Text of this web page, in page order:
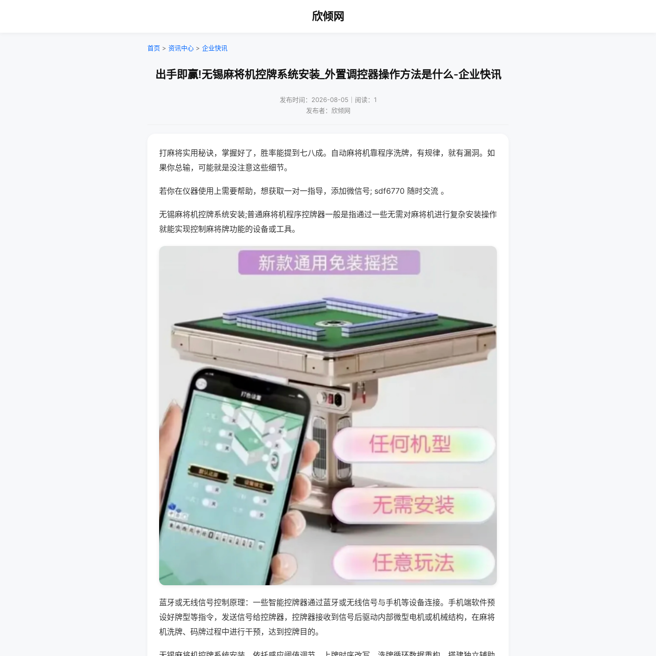
欣倾网
首页 > 资讯中心 > 企业快讯
出手即赢!无锡麻将机控牌系统安装_外置调控器操作方法是什么-企业快讯
发布时间：2026-08-05｜阅读：1
发布者：欣倾网
打麻将实用秘诀，掌握好了，胜率能提到七八成。自动麻将机靠程序洗牌，有规律，就有漏洞。如
果你总输，可能就是没注意这些细节。
若你在仪器使用上需要帮助，想获取一对一指导，添加微信号; sdf6770 随时交流 。
无锡麻将机控牌系统安装;普通麻将机程序控牌器一般是指通过一些无需对麻将机进行复杂安装操作
就能实现控制麻将牌功能的设备或工具。
蓝牙或无线信号控制原理：一些智能控牌器通过蓝牙或无线信号与手机等设备连接。手机端软件预
设好牌型等指令，发送信号给控牌器，控牌器接收到信号后驱动内部微型电机或机械结构，在麻将
机洗牌、码牌过程中进行干预，达到控牌目的。